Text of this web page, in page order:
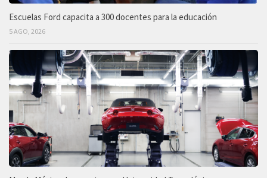
Escuelas Ford capacita a 300 docentes para la educación
5 AGO, 2026